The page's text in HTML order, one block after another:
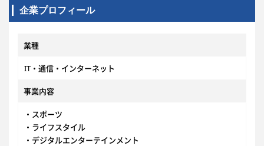
企業プロフィール
業種
IT・通信・インターネット
事業内容
・スポーツ
・ライフスタイル
・デジタルエンターテインメント